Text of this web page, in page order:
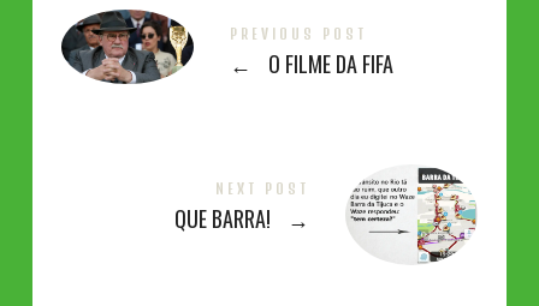
PREVIOUS POST
← O FILME DA FIFA
NEXT POST
QUE BARRA! →